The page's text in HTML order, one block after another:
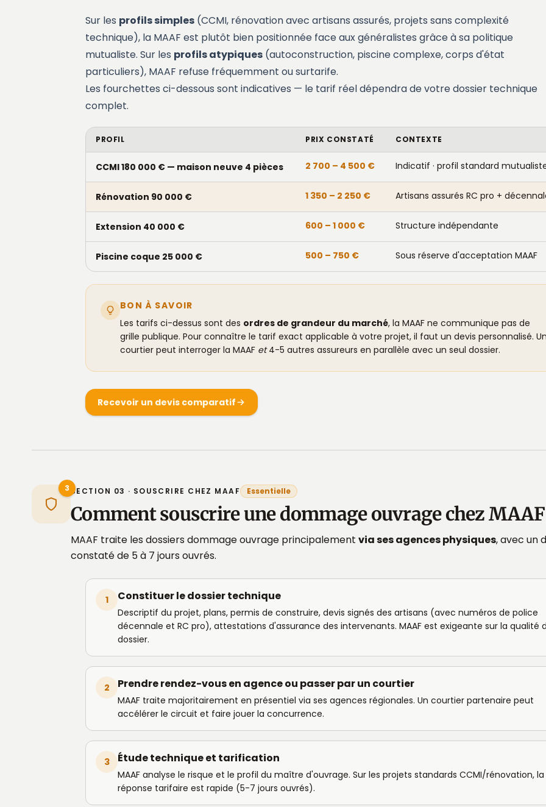
Sur les profils simples (CCMI, rénovation avec artisans assurés, projets sans complexité
technique), la MAAF est plutôt bien positionnée face aux généralistes grâce à sa politique
mutualiste. Sur les profils atypiques (autoconstruction, piscine complexe, corps d'état
particuliers), MAAF refuse fréquemment ou surtarife.
Les fourchettes ci-dessous sont indicatives — le tarif réel dépendra de votre dossier technique
complet.
PROFIL PRIX CONSTATÉ CONTEXTE
CCMI 180 000 € — maison neuve 4 pièces 2 700 – 4 500 € Indicatif · profil standard
Rénovation 90 000 € 1 350 – 2 250 € Artisans assurés RC pro +
Extension 40 000 € 600 – 1 000 € Structure indépendante
Piscine coque 25 000 € 500 – 750 € Sous réserve d'acceptation MAAF
BON À SAVOIR
Les tarifs ci-dessus sont des ordres de grandeur du marché, la MAAF ne communique pas de
grille publique. Pour connaître le tarif exact applicable à votre projet, il faut un devis personnalisé.
courtier peut interroger la MAAF et4-5 autres assureurs en parallèle avec un seul dossier.
Recevoir un devis comparatif
3 SECTION 03 · SOUSCRIRE CHEZ MAAF Essentielle
Comment souscrire une dommage ouvrage chez MAAF
MAAF traite les dossiers dommage ouvrage principalement via ses agences physiques, avec un
constaté de 5 à 7 jours ouvrés.
1 Constituer le dossier technique
Descriptif du projet, plans, permis de construire, devis signés des artisans (avec numéros de police
décennale et RC pro), attestations d'assurance des intervenants. MAAF est exigeante sur la qualité
dossier.
2 Prendre rendez-vous en agence ou passer par un courtier
MAAF traite majoritairement en présentiel via ses agences régionales. Un courtier partenaire peut
accélérer le circuit et faire jouer la concurrence.
3 Étude technique et tarification
MAAF analyse le risque et le profil du maître d'ouvrage. Sur les projets standards CCMI/rénovation, la
réponse tarifaire est rapide (5-7 jours ouvrés).